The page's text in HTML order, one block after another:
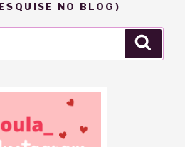
NO BLOG)